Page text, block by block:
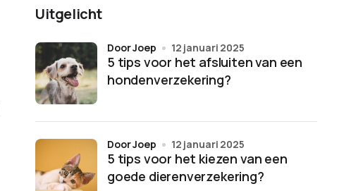
Uitgelicht
5 tips voor het afsluiten van een
hondenverzekering?
door Joep 12 januari 2025
5 tips voor het kiezen van een
goede dierenverzekering?
door Joep 12 januari 2025